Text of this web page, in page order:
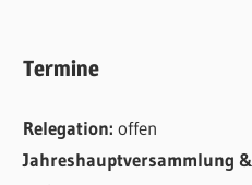
Termine
Relegation:offen
Jahreshauptversammlung &